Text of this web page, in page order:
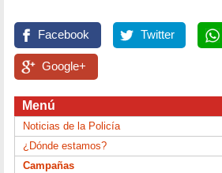
Facebook Twitter
Google+
Menú
Noticias de la Policía
¿Dónde estamos?
Campañas